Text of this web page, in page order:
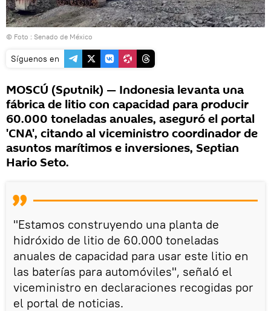
© Foto : Senado de México
Síguenos en
MOSCÚ (Sputnik) — Indonesia levanta una
fábrica de litio con capacidad para producir
60.000 toneladas anuales, aseguró el portal
'CNA', citando al viceministro coordinador de
asuntos marítimos e inversiones, Septian
Hario Seto.
"Estamos construyendo una planta de
hidróxido de litio de 60.000 toneladas
anuales de capacidad para usar este litio en
las baterías para automóviles", señaló el
viceministro en declaraciones recogidas por
el portal de noticias.